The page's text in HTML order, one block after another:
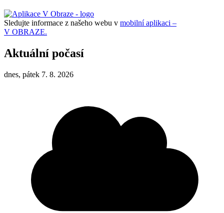
Sledujte informace z našeho webu v mobilní aplikaci –
V OBRAZE.
Aktuální počasí
dnes, pátek 7. 8. 2026